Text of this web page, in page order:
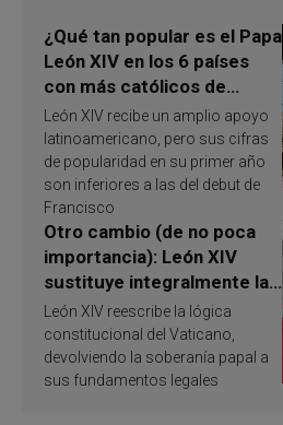
¿Qué tan popular es el Papa
León XIV en los 6 países
con más católicos de
América Latina en 2026?
Publican resultados de
investigación
León XIV recibe un amplio apoyo
latinoamericano, pero sus cifras
de popularidad en su primer año
son inferiores a las del debut de
Francisco
Otro cambio (de no poca
importancia): León XIV
sustituye integralmente la
ley vaticana de Papa
Francisco
León XIV reescribe la lógica
constitucional del Vaticano,
devolviendo la soberanía papal a
sus fundamentos legales